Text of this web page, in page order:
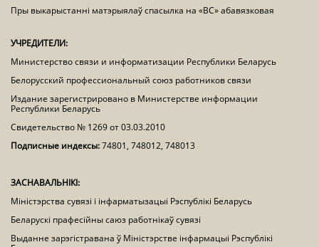
Пры выкарыстанні матэрыялаў спасылка на «ВС» абавязковая
УЧРЕДИТЕЛИ:
Министерство связи и информатизации Республики Беларусь
Белорусский профессиональный союз работников связи
Издание зарегистрировано в Министерстве информации
Республики Беларусь
Свидетельство № 1269 от 03.03.2010
Подписные индексы:74801, 748012, 748013
ЗАСНАВАЛЬНІКІ:
Міністэрства сувязі і інфарматызацыі Рэспублікі Беларусь
Беларускі прафесійны саюз работнікаў сувязі
Выданне зарэгістравана ў Міністэрстве інфармацыі Рэспублікі